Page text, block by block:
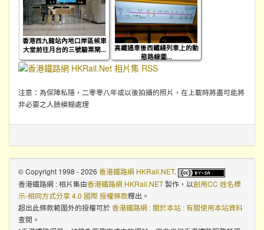
香港西九龍站內地口岸區候車
大堂前往月台的三號驗票閘...
高鐵通車後西鐵綫列車上的動
態路線圖...
注意：為保障私隱，二零零八年或以後拍攝的照片，在上載時將盡可能將
非必要之人臉模糊處理
© Copyright 1998 - 2026 香港鐵路網 HKRail.NET.
香港鐵路網 : 相片集由香港鐵路網 HKRail.NET製作，以創用CC 姓名標
示-相同方式分享 4.0 國際 授權條款釋出。
超出此條款範圍外的授權可於香港鐵路網 : 關於本站 : 有關使用本站資料
查閱。